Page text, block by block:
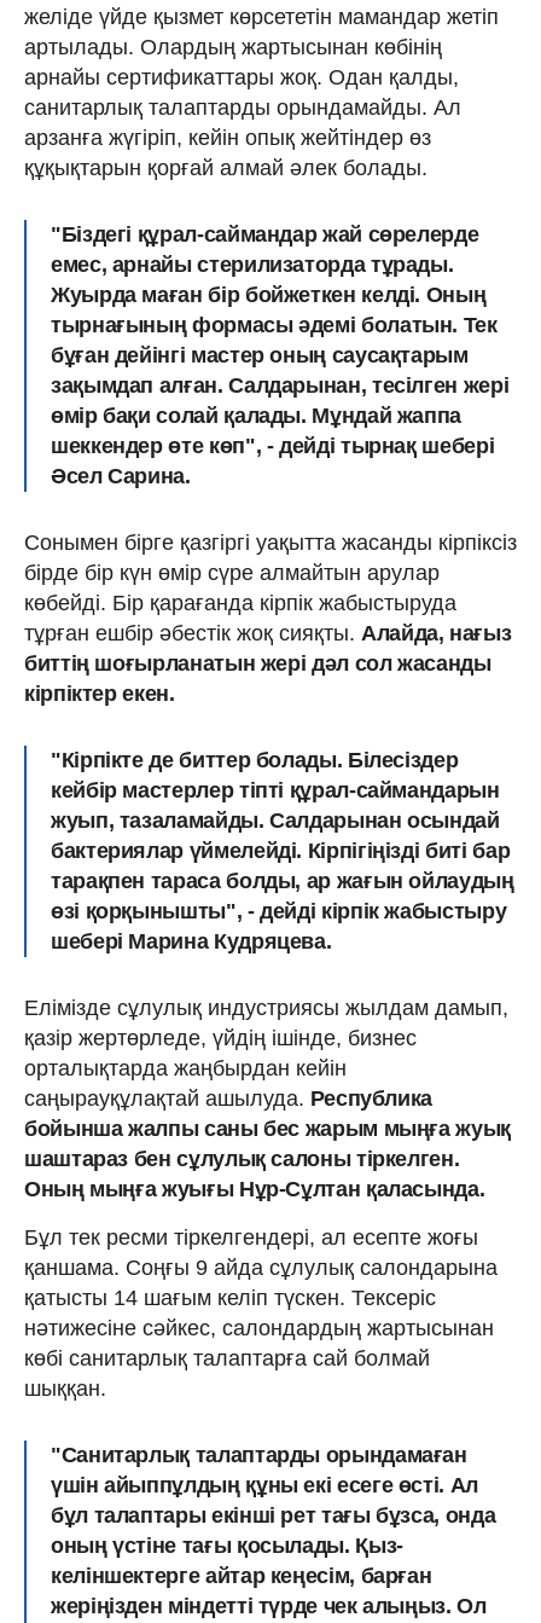
желіде үйде қызмет көрсететін мамандар жетіп
артылады. Олардың жартысынан көбінің
арнайы сертификаттары жоқ. Одан қалды,
санитарлық талаптарды орындамайды. Ал
арзанға жүгіріп, кейін опық жейтіндер өз
құқықтарын қорғай алмай әлек болады.
"Біздегі құрал-саймандар жай сөрелерде
емес, арнайы стерилизаторда тұрады.
Жуырда маған бір бойжеткен келді. Оның
тырнағының формасы әдемі болатын. Тек
бұған дейінгі мастер оның саусақтарым
зақымдап алған. Салдарынан, тесілген жері
өмір бақи солай қалады. Мұндай жаппа
шеккендер өте көп", - дейді тырнақ шебері
Әсел Сарина.
Сонымен бірге қазгіргі уақытта жасанды кірпіксіз
бірде бір күн өмір сүре алмайтын арулар
көбейді. Бір қарағанда кірпік жабыстыруда
тұрған ешбір әбестік жоқ сияқты. Алайда, нағыз
биттің шоғырланатын жері дәл сол жасанды
кірпіктер екен.
"Кірпікте де биттер болады. Білесіздер
кейбір мастерлер тіпті құрал-саймандарын
жуып, тазаламайды. Салдарынан осындай
бактериялар үймелейді. Кірпігіңізді биті бар
тарақпен тараса болды, ар жағын ойлаудың
өзі қорқынышты", - дейді кірпік жабыстыру
шебері Марина Кудряцева.
Елімізде сұлулық индустриясы жылдам дамып,
қазір жертөрледе, үйдің ішінде, бизнес
орталықтарда жаңбырдан кейін
саңырауқұлақтай ашылуда. Республика
бойынша жалпы саны бес жарым мыңға жуық
шаштараз бен сұлулық салоны тіркелген.
Оның мыңға жуығы Нұр-Сұлтан қаласында.
Бұл тек ресми тіркелгендері, ал есепте жоғы
қаншама. Соңғы 9 айда сұлулық салондарына
қатысты 14 шағым келіп түскен. Тексеріс
нәтижесіне сәйкес, салондардың жартысынан
көбі санитарлық талаптарға сай болмай
шыққан.
"Санитарлық талаптарды орындамаған
үшін айыппұлдың құны екі есеге өсті. Ал
бұл талаптары екінші рет тағы бұзса, онда
оның үстіне тағы қосылады. Қыз-
келіншектерге айтар кеңесім, барған
жеріңізден міндетті түрде чек алыңыз. Ол